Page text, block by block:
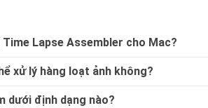
Lapse Assembler cho Mac?
xử lý hàng loạt ảnh không?
dưới định dạng nào?